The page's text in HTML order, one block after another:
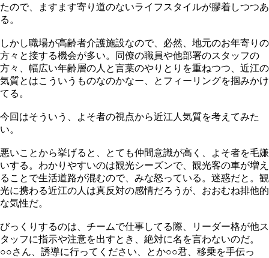
たので、ますます寄り道のないライフスタイルが膠着しつつあ
る。
しかし職場が高齢者介護施設なので、必然、地元のお年寄りの
方々と接する機会が多い。同僚の職員や他部署のスタッフの
方々、幅広い年齢層の人と言葉のやりとりを重ねつつ、近江の
気質とはこういうものなのかなー、とフィーリングを掴みかけ
てる。
今回はそういう、よそ者の視点から近江人気質を考えてみた
い。
悪いことから挙げると、とても仲間意識が高く、よそ者を毛嫌
いする。わかりやすいのは観光シーズンで、観光客の車が増え
ることで生活道路が混むので、みな怒っている。迷惑だと。観
光に携わる近江の人は真反対の感情だろうが、おおむね排他的
な気性だ。
びっくりするのは、チームで仕事してる際、リーダー格が他ス
タッフに指示や注意を出すとき、絶対に名を言わないのだ。
○○さん、誘導に行ってください、とか○○君、移乗を手伝っ